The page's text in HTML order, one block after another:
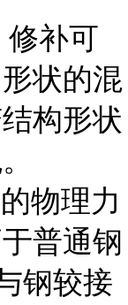
修补可
状的混
构形状
物理力
普通钢
钢较接